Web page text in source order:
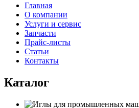
Главная
О компании
Услуги и сервис
Запчасти
Прайс-листы
Статьи
Контакты
Каталог